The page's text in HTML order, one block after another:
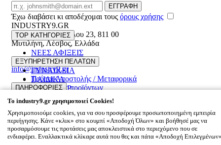
Email
ΕΓΓΡΑΦΗ
Έχω διαβάσει κι αποδέχομαι τους όρους χρήσης
INDUSTRY9.GR
Ελευθέριου Βενιζέλου 23, 811 00
Μυτιλήνη,Λέσβος,Ελλάδα
22510 55629
info@industry9.gr
TOP ΚΑΤΗΓΟΡΙΕΣ
ΝΕΕΣ ΑΦΙΞΕΙΣ
ΑΝΔΡΙΚΑ
ΓΥΝΑΙΚΕΙΑ
ΠΑΙΔΙΚΑ
ΑΞΕΣΟΥΑΡ
OFFERS UP TO 60%
ΕΞΥΠΗΡΕΤΗΣΗ ΠΕΛΑΤΩΝ
Τρόποι Αποστολής / Μεταφορικά
Επιστροφές προϊόντων
Συχνές ερωτήσεις
ΠΛΗΡΟΦΟΡΙΕΣ
Εταιρικό προφίλ
Επικοινωνία
Όροι χρήσης
© 2026INDUSTRY9.GRAll rights reserved
Designed & developed byNETMECHANICS
To industry9.gr χρησιμοποιεί Cookies!
Χρησιμοποιούμε cookies, για να σου προσφέρουμε προσωποποιημένη εμπειρία
περιήγησης. Κάνε «κλικ» στο κουμπί «Αποδοχή Όλων» και βοήθησέ μας να
προσαρμόσουμε τις προτάσεις μας αποκλειστικά στο περιεχόμενο που σε
ενδιαφέρει. Εναλλακτικά κλίκαρε αυτά που θες και πάτα «Αποδοχή